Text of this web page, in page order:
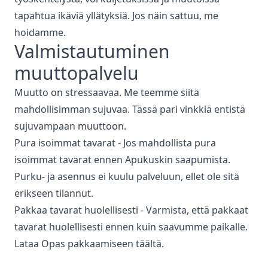
tapahtua ikäviä yllätyksiä. Jos näin sattuu, me
hoidamme.
Valmistautuminen
muuttopalvelu
Muutto on stressaavaa. Me teemme siitä
mahdollisimman sujuvaa. Tässä pari vinkkiä entistä
sujuvampaan muuttoon.
Pura isoimmat tavarat - Jos mahdollista pura
isoimmat tavarat ennen Apukuskin saapumista.
Purku- ja asennus ei kuulu palveluun, ellet ole sitä
erikseen tilannut.
Pakkaa tavarat huolellisesti - Varmista, että pakkaat
tavarat huolellisesti ennen kuin saavumme paikalle.
Lataa Opas pakkaamiseen täältä.